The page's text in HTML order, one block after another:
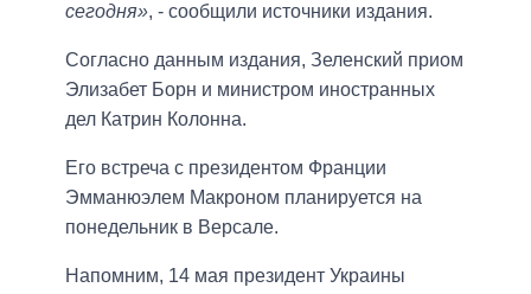
сегодня», - сообщили источники издания.
Согласно данным издания, Зеленский приом
Элизабет Борн и министром иностранных
дел Катрин Колонна.
Его встреча с президентом Франции
Эмманюэлем Макроном планируется на
понедельник в Версале.
Напомним, 14 мая президент Украины